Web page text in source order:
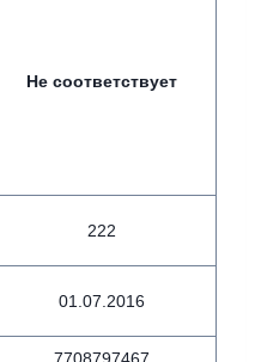
Не соответствует
222
01.07.2016